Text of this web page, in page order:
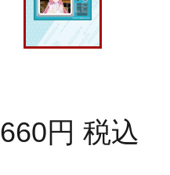
660円 税込